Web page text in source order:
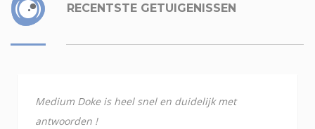
RECENTSTE GETUIGENISSEN
Medium Doke is heel snel en duidelijk met
antwoorden !